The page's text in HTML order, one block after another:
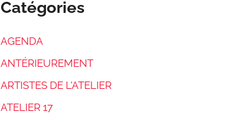
Catégories
AGENDA
ANTÉRIEUREMENT
ARTISTES DE L'ATELIER
ATELIER 17